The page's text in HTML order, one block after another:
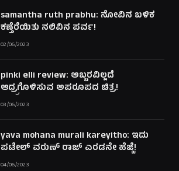
samantha ruth prabhu: ನೋವಿನ ಬಳಿಕ
ಕಣ್ತೆರೆಯಿತು ನಲಿವಿನ ಪರ್ವ!
02/06/2023
pinki elli review: ಅಬ್ಬರವಿಲ್ಲದೆ
ಆದ್ರ್ರಗೊಳಿಸುವ ಅಪರೂಪದ ಚಿತ್ರ!
03/06/2023
yava mohana murali kareyitho: ಇದು
ಪಟೇಲ್ ವರುಣ್ ರಾಜ್ ಎರಡನೇ ಹೆಜ್ಜೆ!
04/06/2023